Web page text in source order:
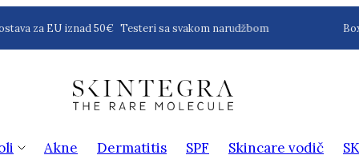
za EU iznad 50€ Testeri sa svakom narudžbom
Akne Dermatitis SPF Skincare vodič